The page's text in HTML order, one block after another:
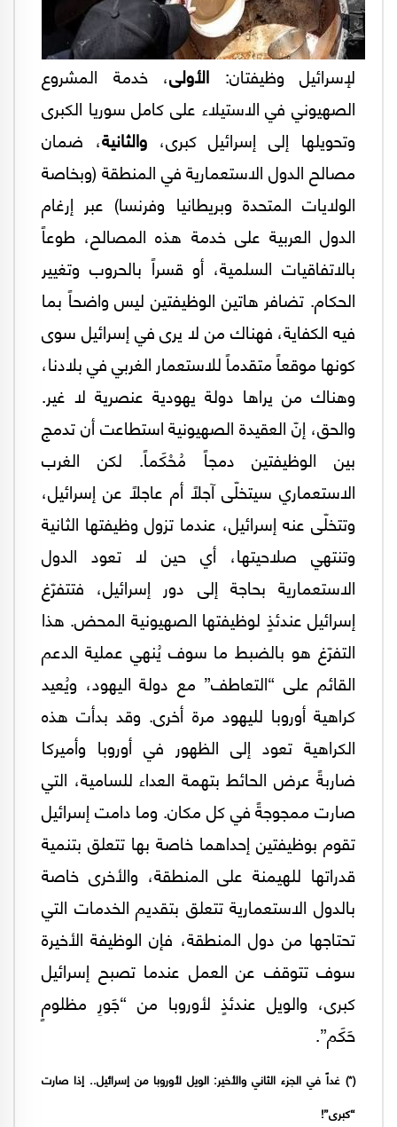
لإسرائيل وظيفتان: الأولى، خدمة المشروع
الصهيوني في الاستيلاء على كامل سوريا الكبرى
وتحويلها إلى إسرائيل كبرى،والثانية، ضمان
مصالح الدول الاستعمارية في المنطقة (وبخاصة
الولايات المتحدة وبريطانيا وفرنسا) عبر إرغام
الدول العربية على خدمة هذه المصالح، طوعاً
بالاتفاقيات السلمية، أو قسراً بالحروب وتغيير
الحكام. تضافر هاتين الوظيفتين ليس واضحاً بما
فيه الكفاية، فهناك من لا يرى في إسرائيل سوى
كونها موقعاً متقدماً للاستعمار الغربي في بلادنا،
وهناك من يراها دولة يهودية عنصرية لا غير.
والحق، إنّ العقيدة الصهيونية استطاعت أن تدمج
بين الوظيفتين دمجاً مُحْكَماً. لكن الغرب
الاستعماري سيتخلّى آجلاً أم عاجلاً عن إسرائيل،
وتتخلّى عنه إسرائيل، عندما تزول وظيفتها الثانية
وتنتهي صلاحيتها، أي حين لا تعود الدول
الاستعمارية بحاجة إلى دور إسرائيل، فتتفرّغ
إسرائيل عندئذٍ لوظيفتها الصهيونية المحض. هذا
التفرّغ هو بالضبط ما سوف يُنهي عملية الدعم
القائم على “التعاطف” مع دولة اليهود، ويُعيد
كراهية أوروبا لليهود مرة أخرى. وقد بدأت هذه
الكراهية تعود إلى الظهور في أوروبا وأميركا
ضاربةً عرض الحائط بتهمة العداء للسامية، التي
صارت ممجوجةً في كل مكان. وما دامت إسرائيل
تقوم بوظيفتين إحداهما خاصة بها تتعلق بتنمية
قدراتها للهيمنة على المنطقة، والأخرى خاصة
بالدول الاستعمارية تتعلق بتقديم الخدمات التي
تحتاجها من دول المنطقة، فإن الوظيفة الأخيرة
سوف تتوقف عن العمل عندما تصبح إسرائيل
كبرى، والويل عندئذٍ لأوروبا من “جَورِ مظلومٍ
حَكَم”.
(*) غداً في الجزء الثاني والأخير: الويل لأوروبا من إسرائيل.. إذا صارت
“كبرى”!